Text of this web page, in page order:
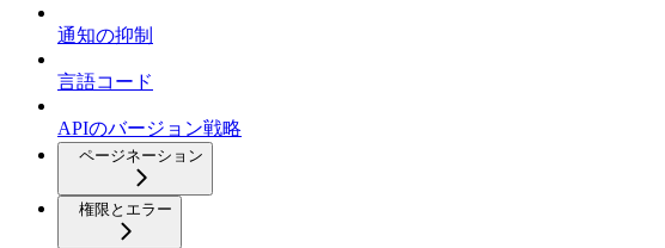
通知の抑制
言語コード
APIのバージョン戦略
ページネーション
権限とエラー